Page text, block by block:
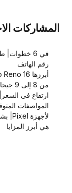
المشاركات
في 6
رقم الهاتف
أبرزها Oppo Reno 16| أبرز الهواتف المرتقبة في يوليو 2026
من 8 إلى 9 جيجا رام| تسريبات آيفون 18 الأساسي
المواصفات
هي أبرز المزايا